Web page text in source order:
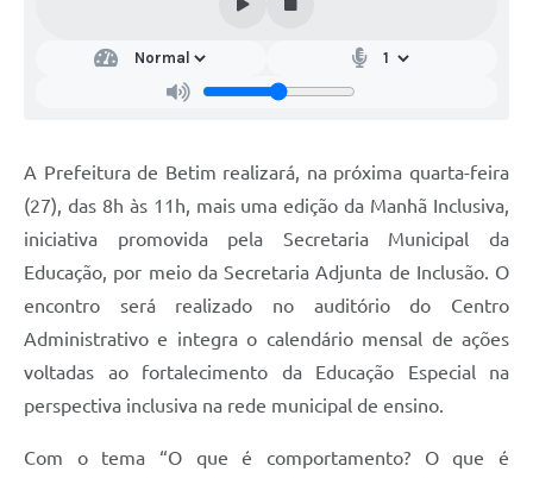
A Prefeitura de Betim realizará, na próxima quarta-feira
(27), das 8h às 11h, mais uma edição da Manhã Inclusiva,
iniciativa promovida pela Secretaria Municipal da
Educação, por meio da Secretaria Adjunta de Inclusão. O
encontro será realizado no auditório do Centro
Administrativo e integra o calendário mensal de ações
voltadas ao fortalecimento da Educação Especial na
perspectiva inclusiva na rede municipal de ensino.
Com o tema “O que é comportamento? O que é